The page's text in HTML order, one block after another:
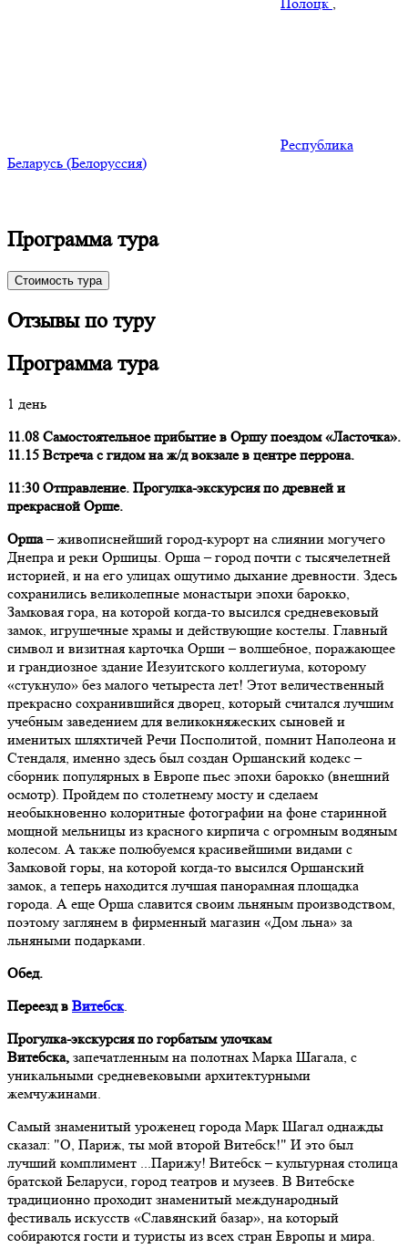
Республика
Беларусь (Белоруссия)
Программа тура
Стоимость тура
Отзывы по туру
Программа тура
1 день
11.08 Самостоятельное прибытие в Оршу поездом «Ласточка».
11.15 Встреча с гидом на ж/д вокзале в центре перрона.
11:30 Отправление. Прогулка-экскурсия по древней и
прекрасной Орше.
Орша– живописнейший город-курорт на слиянии могучего
Днепра и реки Оршицы. Орша – город почти с тысячелетней
историей, и на его улицах ощутимо дыхание древности. Здесь
сохранились великолепные монастыри эпохи барокко,
Замковая гора, на которой когда-то высился средневековый
замок, игрушечные храмы и действующие костелы. Главный
символ и визитная карточка Орши – волшебное, поражающее
и грандиозное здание Иезуитского коллегиума, которому
«стукнуло» без малого четыреста лет! Этот величественный
прекрасно сохранившийся дворец, который считался лучшим
учебным заведением для великокняжеских сыновей и
именитых шляхтичей Речи Посполитой, помнит Наполеона и
Стендаля, именно здесь был создан Оршанский кодекс –
сборник популярных в Европе пьес эпохи барокко (внешний
осмотр). Пройдем по столетнему мосту и сделаем
необыкновенно колоритные фотографии на фоне старинной
мощной мельницы из красного кирпича с огромным водяным
колесом. А также полюбуемся красивейшими видами с
Замковой горы, на которой когда-то высился Оршанский
замок, а теперь находится лучшая панорамная площадка
города. А еще Орша славится своим льняным производством,
поэтому заглянем в фирменный магазин «Дом льна» за
льняными подарками.
Обед.
Переезд в Витебск.
Прогулка-экскурсия по горбатым улочкам
Витебска, запечатленным на полотнах Марка Шагала, с
уникальными средневековыми архитектурными
жемчужинами.
Самый знаменитый уроженец города Марк Шагал однажды
сказал: "О, Париж, ты мой второй Витебск!" И это был
лучший комплимент ...Парижу! Витебск – культурная столица
братской Беларуси, город театров и музеев. В Витебске
традиционно проходит знаменитый международный
фестиваль искусств «Славянский базар», на который
собираются гости и туристы из всех стран Европы и мира.